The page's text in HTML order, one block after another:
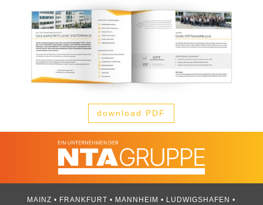
download PDF
MAINZ • FRANKFURT • MANNHEIM • LUDWIGSHAFEN •